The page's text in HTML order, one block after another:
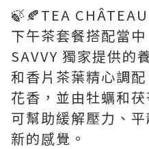
🍃🍂TEA
下午茶套餐搭配當
SAVVY 獨家提供的
和香片茶葉精心調
花香，並由牡蠣和
可幫助緩解壓力、
新的感覺。